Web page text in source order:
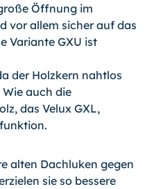
Öffnung im
vor allem sicher auf das
Variante GXU ist
der Holzkern nahtlos
auch die
das Velux GXL,
alten Dachluken gegen
sie so bessere